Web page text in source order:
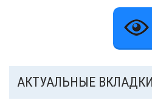
АКТУАЛЬНЫЕ ВКЛАДКИ